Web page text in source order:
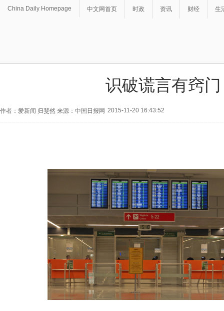
China Daily Homepage 中文网首页 时政 资讯 财经 生
识破谎言有窍门
作者：爱新闻 归斐然 来源：中国日报网 2015-11-20 16:43:52